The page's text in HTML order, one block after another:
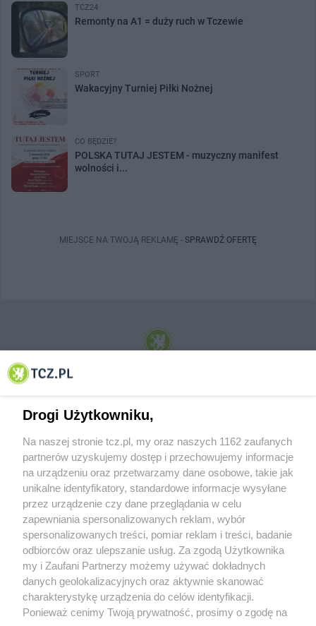
TCZ24
Remonty na A1 = duży ruch w Tczewie
SPORT
Wakacyjny Turniej Piłki Nożnej
CO BĘDZIE?
POLSKA TUTAJ JESTEM - muzyczny manifest
wolności i...
MIEJSCE NA TWOJĄ REKLAMĘ - SPRAWDŹ OFERTĘ
© 2001-2026 Tczew - TCZ.PL Sp. z o.o. Internetowy Serwis Informacyjny Miasta
O FIRMIE POLITYKA PRYWATNOŚCI HOSTING
REKLAMA WSPÓŁPRACA RSS FACEBOOK KONTAKT
Nasze serwisy
Aktualności
Tcz24
Muzyka i kultura
Archiwum wydarzeń
Drogi Użytkowniku,
Na naszej stronie tcz.pl, my oraz naszych 1162 zaufanych
partnerów uzyskujemy dostęp i przechowujemy informacje
na urządzeniu oraz przetwarzamy dane osobowe, takie jak
unikalne identyfikatory, standardowe informacje wysyłane
przez urządzenie czy dane przeglądania w celu
zapewniania spersonalizowanych reklam, wybór
spersonalizowanych treści, pomiar reklam i treści, badanie
odbiorców oraz ulepszanie usług. Za zgodą Użytkownika
my i Zaufani Partnerzy możemy używać dokładnych
danych geolokalizacyjnych oraz aktywnie skanować
charakterystykę urządzenia do celów identyfikacji.
Ponieważ cenimy Twoją prywatność, prosimy o zgodę na